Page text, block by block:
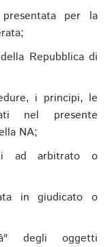
presentata per la
Repubblica di
i principi, le
nel presente
NA;
ad arbitrato o
in giudicato o
degli oggetti